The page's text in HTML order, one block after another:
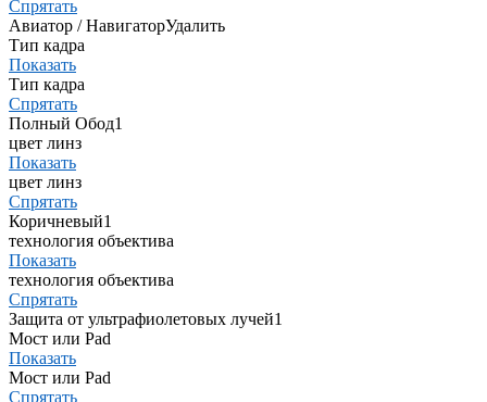
Спрятать
Авиатор / НавигаторУдалить
Тип кадра
Показать
Тип кадра
Спрятать
Полный Обод1
цвет линз
Показать
цвет линз
Спрятать
Коричневый1
технология объектива
Показать
технология объектива
Спрятать
Защита от ультрафиолетовых лучей1
Мост или Pad
Показать
Мост или Pad
Спрятать